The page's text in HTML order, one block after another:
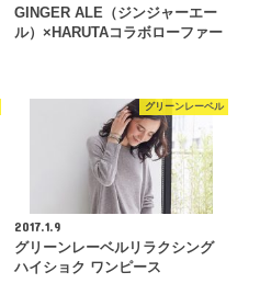
GINGER ALE（ジンジャーエー
ル）×HARUTAコラボローファー
グリーンレーベル
2017.1.9
グリーンレーベルリラクシング
ハイショク ワンピース